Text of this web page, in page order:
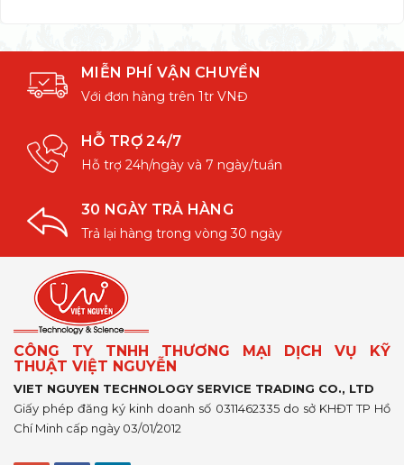
MIỄN PHÍ VẬN CHUYỂN
Với đơn hàng trên 1tr VNĐ
HỖ TRỢ 24/7
Hỗ trợ 24h/ngày và 7 ngày/tuần
30 NGÀY TRẢ HÀNG
Trả lại hàng trong vòng 30 ngày
CÔNG TY TNHH THƯƠNG MẠI DỊCH VỤ KỸ
THUẬT VIỆT NGUYỄN
VIET NGUYEN TECHNOLOGY SERVICE TRADING CO., LTD
Giấy phép đăng ký kinh doanh số 0311462335 do sở KHĐT TP Hồ
Chí Minh cấp ngày 03/01/2012